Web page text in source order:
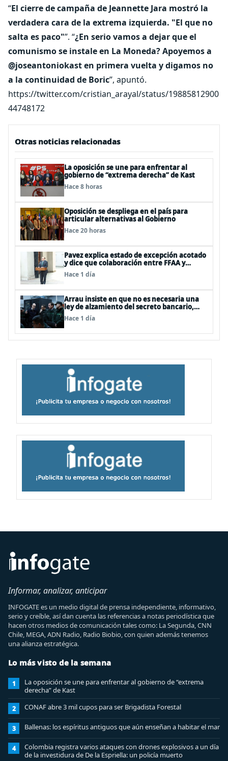
“El cierre de campaña de Jeannette Jara mostró la
verdadera cara de la extrema izquierda. "El que no
salta es paco"”. “¿En serio vamos a dejar que el
comunismo se instale en La Moneda? Apoyemos a
@joseantoniokast en primera vuelta y digamos no
a la continuidad de Boric”, apuntó.
https://twitter.com/cristian_arayal/status/19885812900
44748172
Otras noticias relacionadas
La oposición se une para enfrentar al
gobierno de “extrema derecha” de Kast
Hace 8 horas
Oposición se despliega en el país para
articular alternativas al Gobierno
Hace 20 horas
Pavez explica estado de excepción acotado
y dice que colaboración entre FFAA y
policías, “es algo del todo pertinente
analizar”
Hace 1 día
Arrau insiste en que no es necesaria una
ley de alzamiento del secreto bancario,
porque ya existe
Hace 1 día
Informar, analizar, anticipar
INFOGATE es un medio digital de prensa independiente, informativo,
serio y creíble, así dan cuenta las referencias a notas periodística que
hacen otros medios de comunicación tales como: La Segunda, CNN
Chile, MEGA, ADN Radio, Radio Biobio, con quien además tenemos
una alianza estratégica.
Lo más visto de la semana
1
La oposición se une para enfrentar al gobierno de “extrema
derecha” de Kast
2 CONAF abre 3 mil cupos para ser Brigadista Forestal
3 Ballenas: los espíritus antiguos que aún enseñan a habitar el mar
4
Colombia registra varios ataques con drones explosivos a un día
de la investidura de De la Espriella: un policía muerto